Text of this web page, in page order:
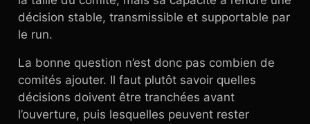
décision stable, transmissible et supportable par
le run.
La bonne question n’est donc pas combien de
comités ajouter. Il faut plutôt savoir quelles
décisions doivent être tranchées avant
l’ouverture, puis lesquelles peuvent rester